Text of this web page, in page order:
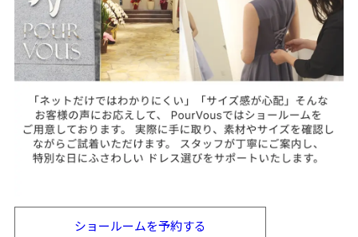
ショールームを予約する